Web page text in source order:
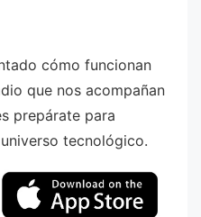
cómo funcionan
que nos acompañan
prepárate para
tecnológico.